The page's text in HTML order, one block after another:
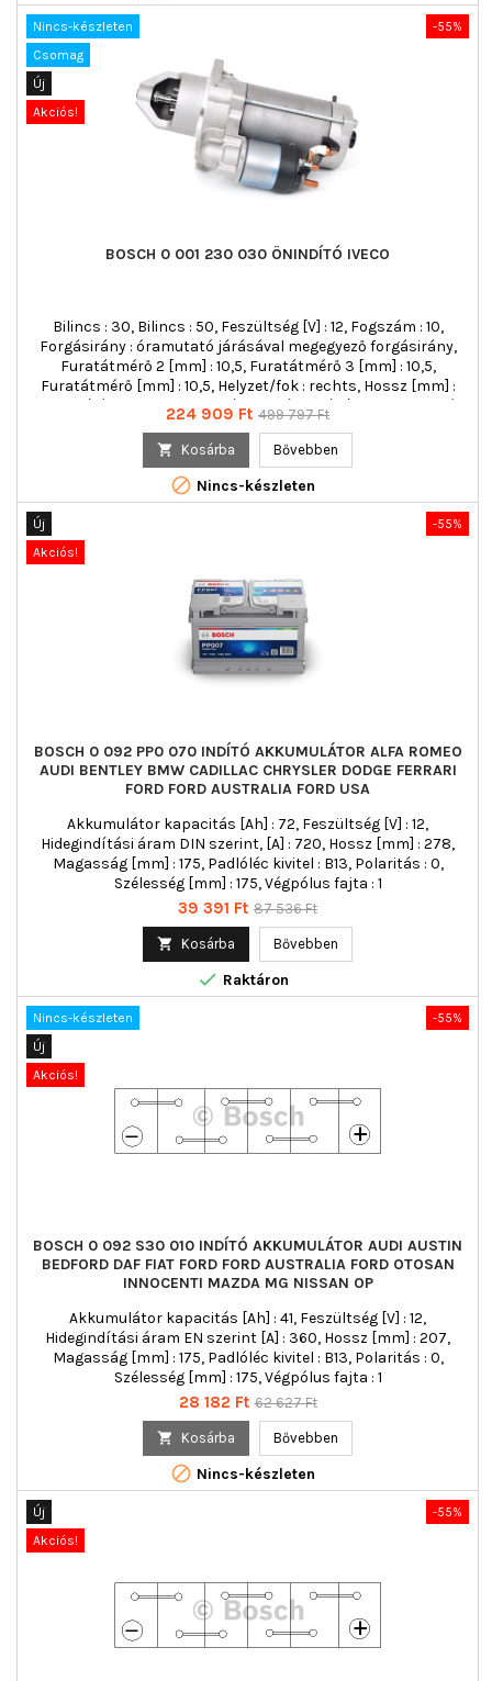
-55%
Nincs-készleten
Csomag
Új
Akciós!
BOSCH 0 001 230 030 ÖNINDÍTÓ IVECO
Bilincs : 30, Bilincs : 50, Feszültség [V] : 12, Fogszám : 10,
Forgásirány : óramutató járásával megegyező forgásirány,
Furatátmérő 2 [mm] : 10,5, Furatátmérő 3 [mm] : 10,5,
Furatátmérő [mm] : 10,5, Helyzet/fok : rechts, Hossz [mm] :
314, Indítómotor kivitel : saját csapágyazású, Kis fogaskerék
alappozíció [mm] : 48, Menetes furatok száma : 0, Névleges
teljesítmény [kW] : 3, Peremátmérő [mm] : 89, Pofanyílás-
szögmérték [fok] : 210, Rögzítési szög [fok] : 120, rögzítő
furatok száma : 3, Rögzítőfurat szögmérték [fok] : 120
Ár
224 909 Ft Normál
499 797 Ft
 Kosárba Bővebben
 Nincs-készleten
-55%
Új
Akciós!
BOSCH 0 092 PP0 070 INDÍTÓ AKKUMULÁTOR ALFA ROMEO
AUDI BENTLEY BMW CADILLAC CHRYSLER DODGE FERRARI
FORD FORD AUSTRALIA FORD USA
Akkumulátor kapacitás [Ah] : 72, Feszültség [V] : 12,
Hidegindítási áram DIN szerint, [A] : 720, Hossz [mm] : 278,
Magasság [mm] : 175, Padlóléc kivitel : B13, Polaritás : 0,
Szélesség [mm] : 175, Végpólus fajta : 1
Ár
39 391 Ft Normál
87 536 Ft
 Kosárba Bővebben
 Raktáron
-55%
Nincs-készleten
Új
Akciós!
BOSCH 0 092 S30 010 INDÍTÓ AKKUMULÁTOR AUDI AUSTIN
BEDFORD DAF FIAT FORD FORD AUSTRALIA FORD OTOSAN
INNOCENTI MAZDA MG NISSAN OP
Akkumulátor kapacitás [Ah] : 41, Feszültség [V] : 12,
Hidegindítási áram EN szerint [A] : 360, Hossz [mm] : 207,
Magasság [mm] : 175, Padlóléc kivitel : B13, Polaritás : 0,
Szélesség [mm] : 175, Végpólus fajta : 1
Ár
28 182 Ft Normál
62 627 Ft
 Kosárba Bővebben
 Nincs-készleten
-55%
Új
Akciós!